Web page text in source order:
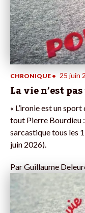
CHRONIQUE • 25 juin
La vie n’est
« L’ironie est un
tout Pierre Bourdieu
sarcastique tous les
juin 2026).
ParGuillaume